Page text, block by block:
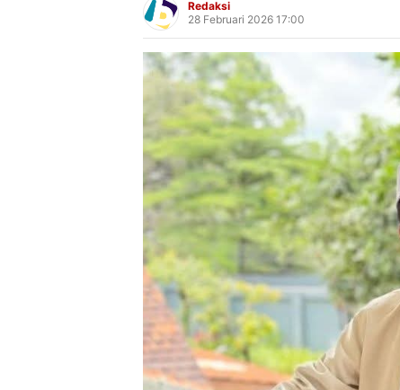
Redaksi
28 Februari 2026 17:00